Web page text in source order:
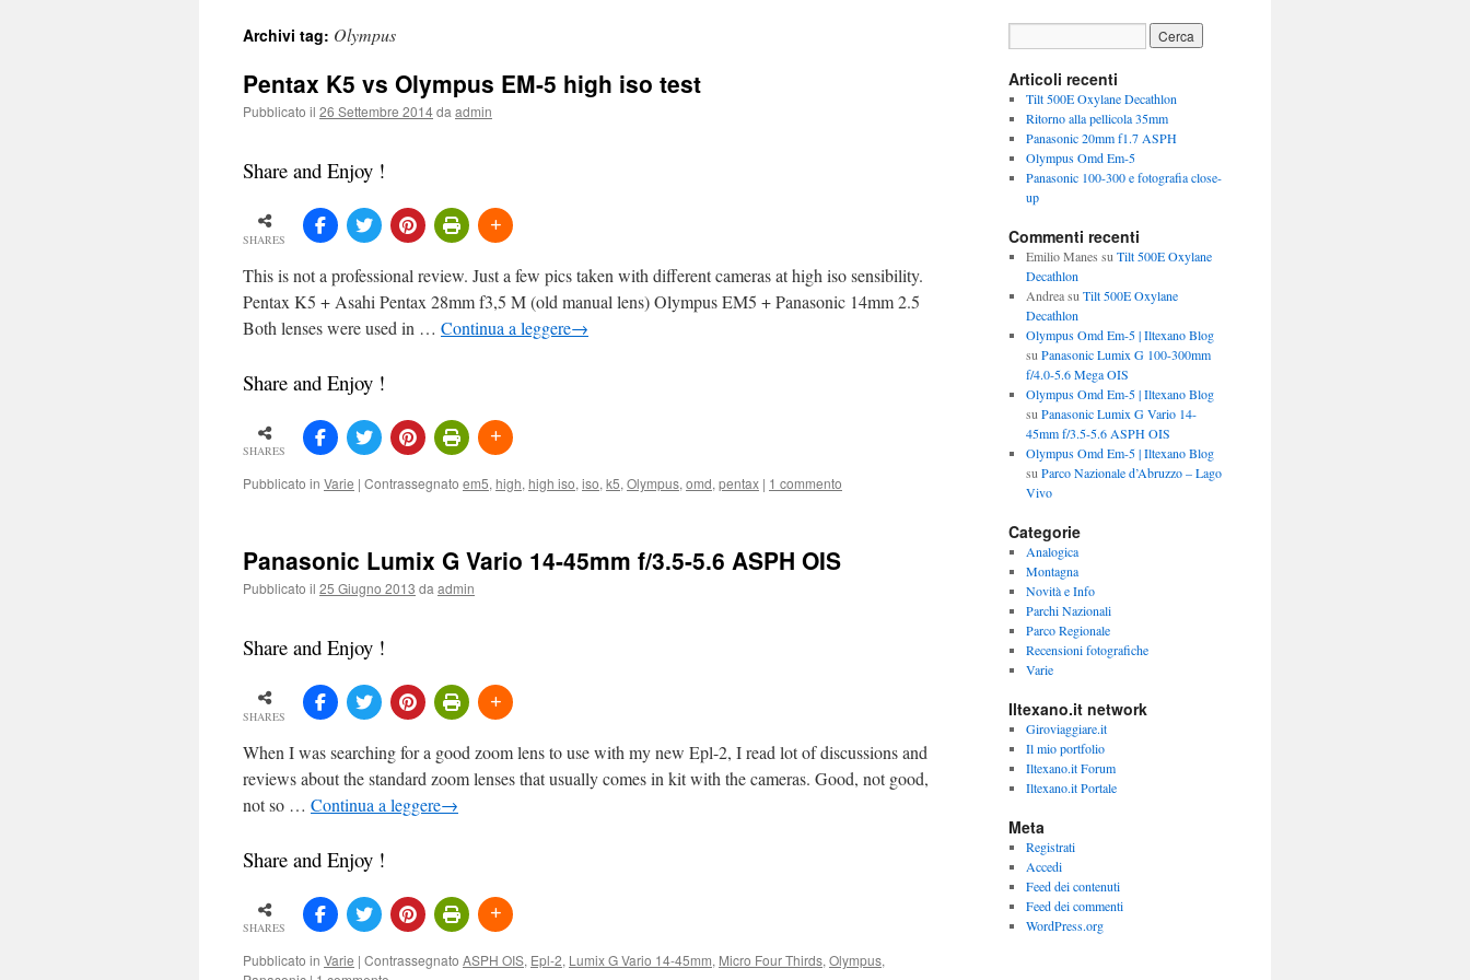
Archivi tag: Olympus
Pentax K5 vs Olympus EM-5 high iso test
Pubblicato il 26 Settembre 2014da admin
Share and Enjoy !
SHARES
This is not a professional review. Just a few pics taken with different cameras at high iso sensibility.
Pentax K5 + Asahi Pentax 28mm f3,5 M (old manual lens) Olympus EM5 + Panasonic 14mm 2.5
Both lenses were used in … Continua a leggere→
Share and Enjoy !
SHARES
Pubblicato in Varie | Contrassegnato em5, high, high iso, iso, k5, Olympus, omd, pentax | 1 commento
Panasonic Lumix G Vario 14-45mm f/3.5-5.6 ASPH OIS
Pubblicato il 25 Giugno 2013 da admin
Share and Enjoy !
SHARES
When I was searching for a good zoom lens to use with my new Epl-2, I read lot of discussions and
reviews about the standard zoom lenses that usually comes in kit with the cameras. Good, not good,
not so … Continua a leggere→
Share and Enjoy !
SHARES
Pubblicato in Varie | Contrassegnato ASPH OIS, Epl-2, Lumix G Vario 14-45mm, Micro Four Thirds, Olympus,
Articoli recenti
Tilt 500E Oxylane Decathlon
Ritorno alla pellicola 35mm
Panasonic 20mm f1.7 ASPH
Olympus Omd Em-5
Panasonic 100-300 e fotografia close-
up
Commenti recenti
Emilio Manes su Tilt 500E Oxylane
Decathlon
Andreasu Tilt 500E Oxylane
Decathlon
Olympus Omd Em-5 | Iltexano Blog
su Panasonic Lumix G 100-300mm
f/4.0-5.6 Mega OIS
Olympus Omd Em-5 | Iltexano Blog
su Panasonic Lumix G Vario 14-
45mm f/3.5-5.6 ASPH OIS
Olympus Omd Em-5 | Iltexano Blog
su Parco Nazionale d’Abruzzo – Lago
Vivo
Categorie
Analogica
Montagna
Novità e Info
Parchi Nazionali
Parco Regionale
Recensioni fotografiche
Varie
Iltexano.it network
Giroviaggiare.it
Il mio portfolio
Iltexano.it Forum
Iltexano.it Portale
Meta
Registrati
Accedi
Feed dei contenuti
Feed dei commenti
WordPress.org